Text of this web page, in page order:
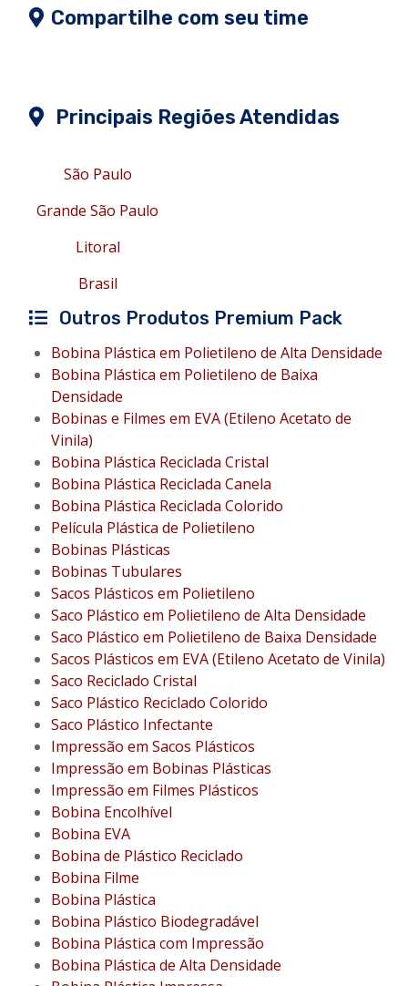
Compartilhe com seu time
Principais Regiões Atendidas
São Paulo
Grande São Paulo
Litoral
Brasil
Outros Produtos Premium Pack
Bobina Plástica em Polietileno de Alta Densidade
Bobina Plástica em Polietileno de Baixa
Densidade
Bobinas e Filmes em EVA (Etileno Acetato de
Vinila)
Bobina Plástica Reciclada Cristal
Bobina Plástica Reciclada Canela
Bobina Plástica Reciclada Colorido
Película Plástica de Polietileno
Bobinas Plásticas
Bobinas Tubulares
Sacos Plásticos em Polietileno
Saco Plástico em Polietileno de Alta Densidade
Saco Plástico em Polietileno de Baixa Densidade
Sacos Plásticos em EVA (Etileno Acetato de Vinila)
Saco Reciclado Cristal
Saco Plástico Reciclado Colorido
Saco Plástico Infectante
Impressão em Sacos Plásticos
Impressão em Bobinas Plásticas
Impressão em Filmes Plásticos
Bobina Encolhível
Bobina EVA
Bobina de Plástico Reciclado
Bobina Filme
Bobina Plástica
Bobina Plástico Biodegradável
Bobina Plástica com Impressão
Bobina Plástica de Alta Densidade